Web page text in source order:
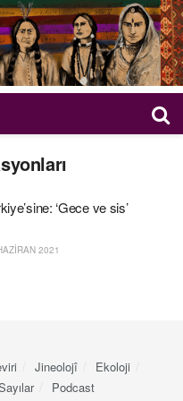
‘Gece ve sis’
2021
Jineolojî
Ekoloji
Podcast